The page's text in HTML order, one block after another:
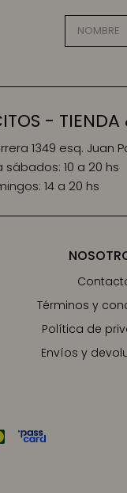
Términos y
Política de
Envíos y
-
1349 esq. Juan
sábados: 10 a 20 hs
14 a 20 hs